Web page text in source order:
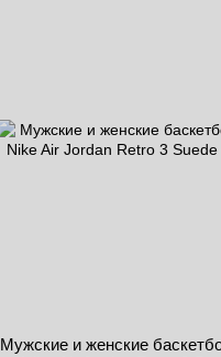
Мужские и женские